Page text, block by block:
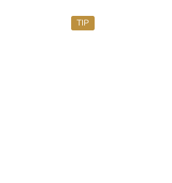
TIP